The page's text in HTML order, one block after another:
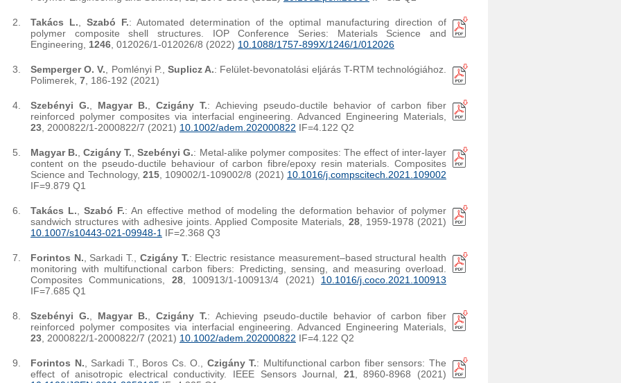
Takács L. Szabó F.: Automated determination of the optimal manufacturing direction of
polymer composite shell structures. IOP Conference Series: Materials Science and
Engineering, 1246 , 012026/1-012026/8 (2022) 10.1088/1757-899X/1246/1/012026
Semperger O. V. , Pomlényi P.,Suplicz A.: Felület-bevonatolási eljárás T-RTM technológiához.
Polimerek, 7 , 186-192 (2021)
Szebényi G. Magyar B. ,Czigány T.: Achieving pseudo-ductile behavior of carbon fiber
reinforced polymer composites via interfacial engineering. Advanced Engineering Materials,
23 , 2000822/1-2000822/7 (2021) 10.1002/adem.202000822 IF=4.122 Q2
Magyar B. ,Czigány T. ,Szebényi G.: Metal-alike polymer composites: The effect of inter-layer
content on the pseudo-ductile behaviour of carbon fibre/epoxy resin materials. Composites
Science and Technology, 215 , 109002/1-109002/8 (2021) 10.1016/j.compscitech.2021.109002
IF=9.879 Q1
Takács L. Szabó F.: An effective method of modeling the deformation behavior of polymer
sandwich structures with adhesive joints. Applied Composite Materials, 28, 1959-1978 (2021)
10.1007/s10443-021-09948-1 IF=2.368 Q3
Forintos N. , Sarkadi T., Czigány T.: Electric resistance measurement–based structural health
monitoring with multifunctional carbon fibers: Predicting, sensing, and measuring overload.
Composites Communications, 28, 100913/1-100913/4 (2021) 10.1016/j.coco.2021.100913
IF=7.685 Q1
Szebényi G. Magyar B. ,Czigány T.: Achieving pseudo-ductile behavior of carbon fiber
reinforced polymer composites via interfacial engineering. Advanced Engineering Materials,
23 , 2000822/1-2000822/7 (2021) 10.1002/adem.202000822 IF=4.122 Q2
Forintos N. , Sarkadi T., Boros Cs. O., Czigány T.: Multifunctional carbon fiber sensors: The
effect of anisotropic electrical conductivity. IEEE Sensors Journal, 21, 8960-8968 (2021)